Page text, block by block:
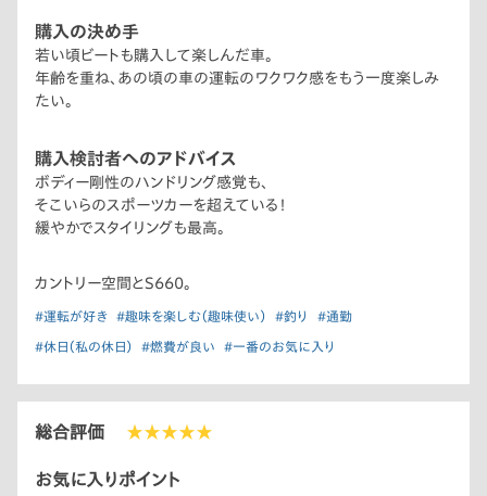
購入の決め手
若い頃ビートも購入して楽しんだ車。
年齢を重ね、あの頃の車の運転のワクワク感をもう一度楽しみ
たい。
購入検討者へのアドバイス
ボディー剛性のハンドリング感覚も、
そこいらのスポーツカーを超えている！
緩やかでスタイリングも最高。
カントリー空間とS660。
#運転が好き #趣味を楽しむ（趣味使い） #釣り #通勤
#休日（私の休日） #燃費が良い #一番のお気に入り
総合評価 ★★★★★
お気に入りポイント